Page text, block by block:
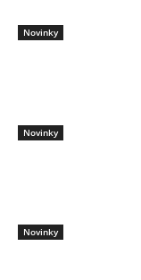
Novinky
Novinky
Novinky